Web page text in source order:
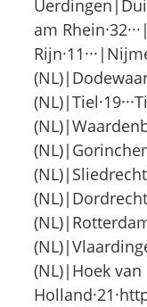
am
(NL)|Hoek van